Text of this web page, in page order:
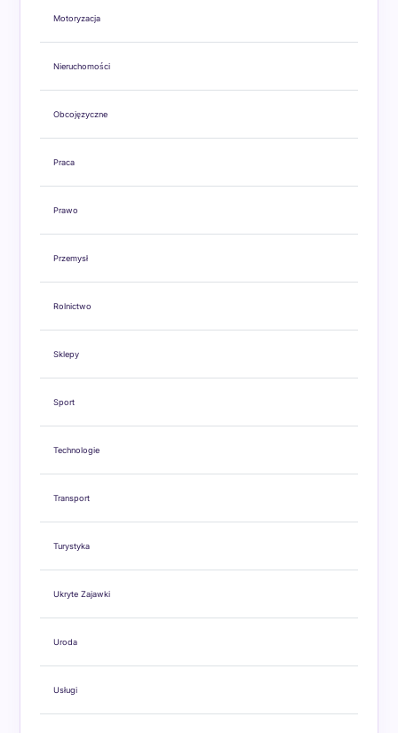
Motoryzacja
Nieruchomości
Obcojęzyczne
Praca
Prawo
Przemysł
Rolnictwo
Sklepy
Sport
Technologie
Transport
Turystyka
Ukryte Zajawki
Uroda
Usługi